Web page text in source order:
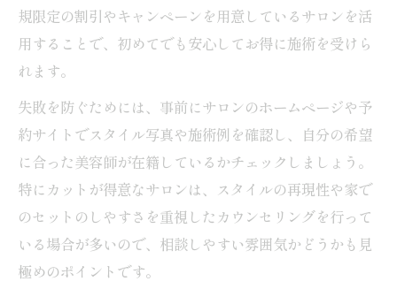
規限定の割引やキャンペーンを用意しているサロンを活
用することで、初めてでも安心してお得に施術を受けら
れます。
失敗を防ぐためには、事前にサロンのホームページや予
約サイトでスタイル写真や施術例を確認し、自分の希望
に合った美容師が在籍しているかチェックしましょう。
特にカットが得意なサロンは、スタイルの再現性や家で
のセットのしやすさを重視したカウンセリングを行って
いる場合が多いので、相談しやすい雰囲気かどうかも見
極めのポイントです。